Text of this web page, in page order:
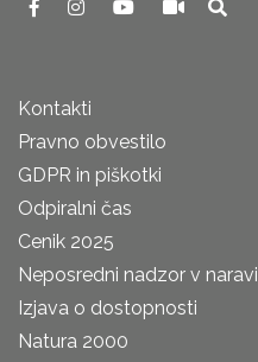
Kontakti
Pravno obvestilo
GDPR in piškotki
Odpiralni čas
Cenik 2025
Neposredni nadzor v naravi
Izjava o dostopnosti
Natura 2000